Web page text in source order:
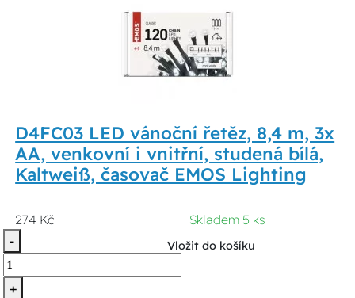
D4FC03 LED vánoční řetěz, 8,4 m, 3x
AA, venkovní i vnitřní, studená bílá,
Kaltweiß, časovač EMOS Lighting
274 Kč
Skladem 5 ks
-
+
Vložit do košíku